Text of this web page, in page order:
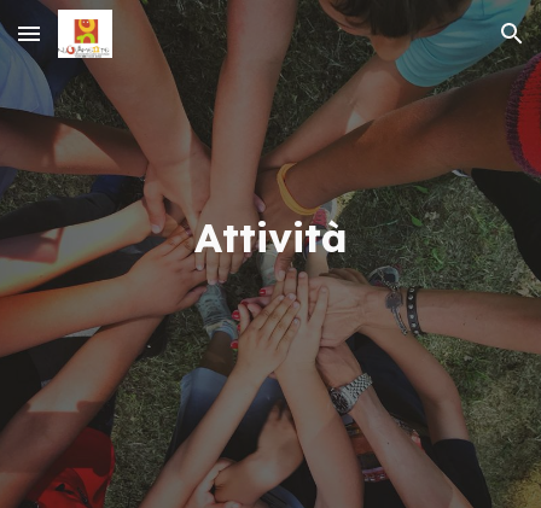
Skip to main content Skip to navigation
Attività